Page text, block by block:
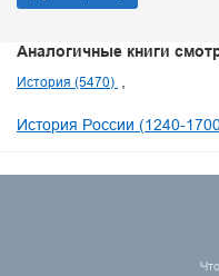
Аналогичные книги
История (5470)
История России (1240-